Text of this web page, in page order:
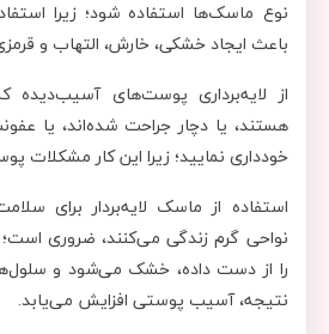
نوع ماسک‌ها استفاده شود؛ زیرا
باعث ایجاد خشکی، خارش، التهاب و
از لایه‌برداری پوست‌های
هستند، یا دچار جراحت شده‌اند، یا
خودداری نمایید؛ زیرا این کار مشکلات
استفاده از ماسک لایه‌بردار برای
نواحی گرم زندگی می‌کنند، ضروری
را از دست داده، خشک می‌شود و
نتیجه، آسیب پوستی افزایش می‌یابد.